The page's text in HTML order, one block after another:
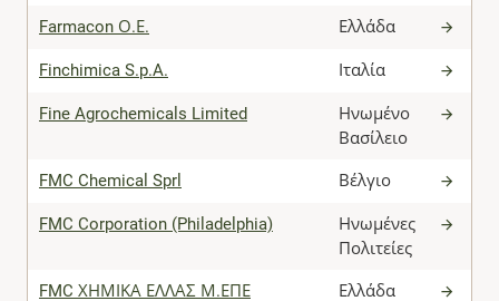
Farmacon Ο.Ε. Ελλάδα
Finchimica S.p.A. Ιταλία
Fine Agrochemicals Limited
Ηνωμένο
Βασίλειο
FMC Chemical Sprl Βέλγιο
FMC Corporation (Philadelphia)
Ηνωμένες
Πολιτείες
FMC ΧΗΜΙΚΑ ΕΛΛΑΣ Μ.ΕΠΕ Ελλάδα